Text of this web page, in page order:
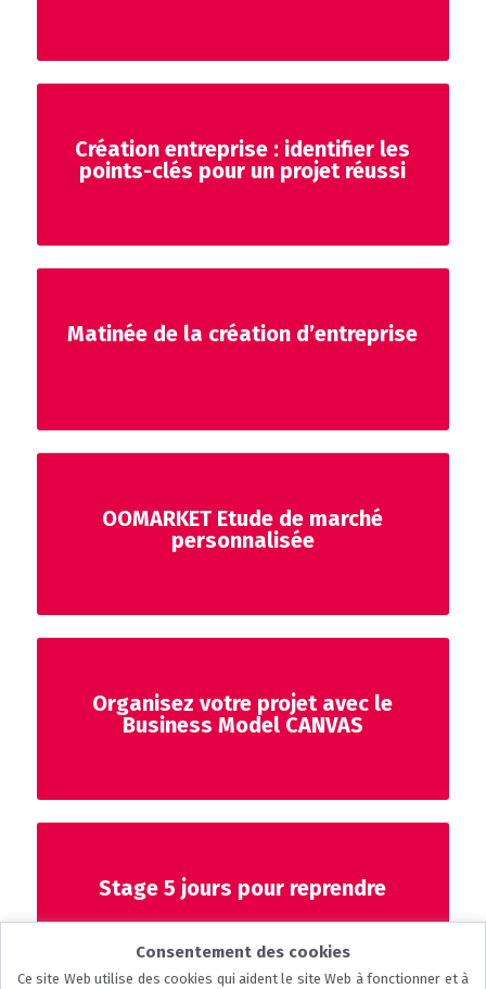
Création entreprise : identifier les
points-clés pour un projet réussi
Matinée de la création d’entreprise
OOMARKET Etude de marché
personnalisée
Organisez votre projet avec le
Business Model CANVAS
Stage 5 jours pour reprendre
Consentement des cookies
Ce site Web utilise des cookies qui aident le site Web à fonctionner et à